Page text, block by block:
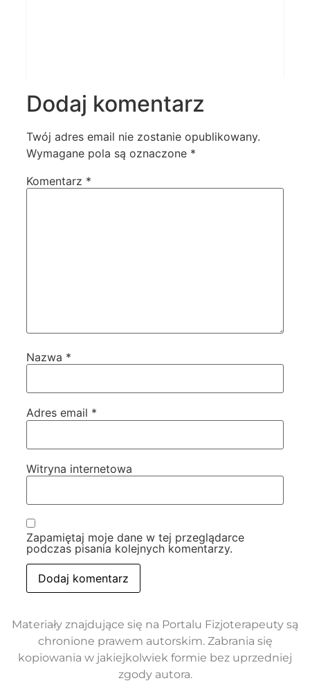
Dodaj komentarz
Twój adres email nie zostanie opublikowany.
Wymagane pola są oznaczone *
Komentarz *
Nazwa *
Adres email *
Witryna internetowa
Zapamiętaj moje dane w tej przeglądarce
podczas pisania kolejnych komentarzy.
Materiały znajdujące się na Portalu Fizjoterapeuty są
chronione prawem autorskim. Zabrania się
kopiowania w jakiejkolwiek formie bez uprzedniej
zgody autora.